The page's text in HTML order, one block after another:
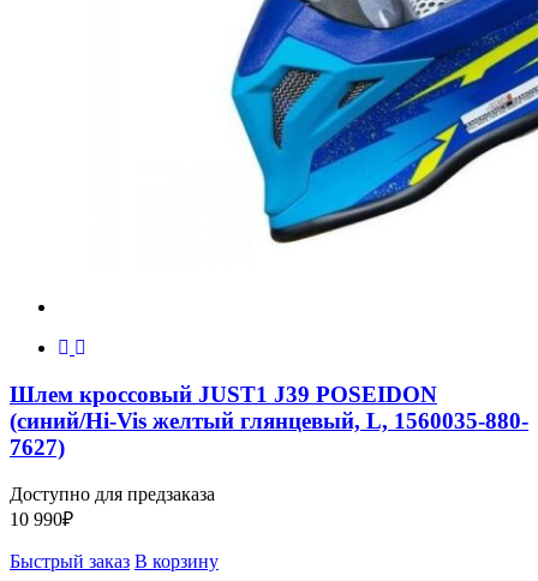
Шлем кроссовый JUST1 J39 POSEIDON
(синий/Hi-Vis желтый глянцевый, L, 1560035-880-
7627)
Доступно для предзаказа
10 990₽
Быстрый заказ В корзину